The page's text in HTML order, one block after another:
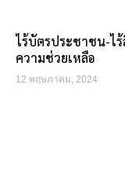
ไร้บัตรประชาชน-ไ
ความช่วยเหลือ
12 พฤษภาคม, 2024